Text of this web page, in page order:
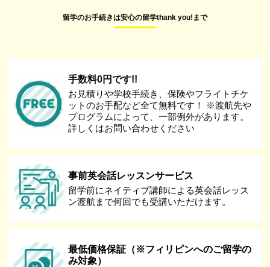
留学のお手続きは安心の留学thank you!まで
手数料0円です!!
お見積りや学校手続き、保険やフライトチケ
ットのお手配など全て無料です！ ※渡航先や
プログラムによって、一部例外があります。
詳しくはお問い合わせください
事前英会話レッスンサービス
留学前にネイティブ講師による英会話レッス
ン渡航まで何回でも受講いただけます。
最低価格保証（※フィリピンへのご留学の
み対象）